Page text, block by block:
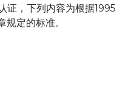
证，下列内容为根据1995
定的标准。